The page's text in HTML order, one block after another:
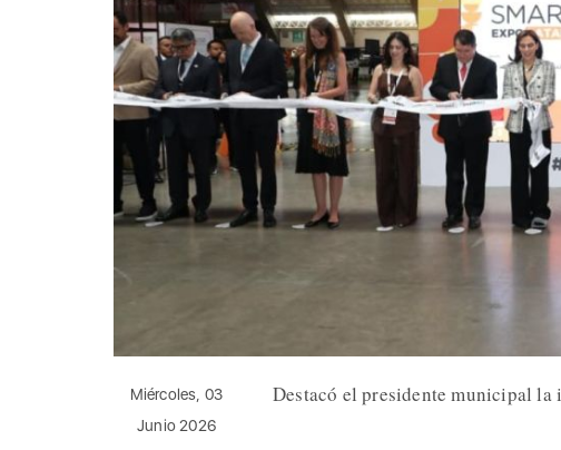
Miércoles, 03
Junio 2026
Destacó el presidente municipal